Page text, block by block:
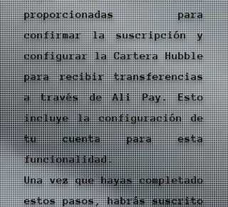
proporcionadas para
confirmar la suscripción y
configurar la Cartera Hubble
para recibir transferencias
a través de Ali Pay. Esto
incluye la configuración de
tu cuenta para esta
funcionalidad.
Una vez que hayas completado
estos pasos, habrás suscrito